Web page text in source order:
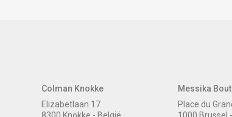
Colman Knokke
Elizabetlaan 17
8300 Knokke - België
Messika
Place du
1000 Brussel